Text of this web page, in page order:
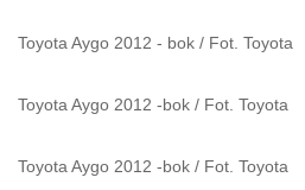
Toyota Aygo 2012 - bok / Fot. Toyota
Toyota Aygo 2012 -bok / Fot. Toyota
Toyota Aygo 2012 -bok / Fot. Toyota